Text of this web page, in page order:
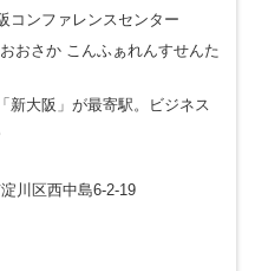
コンファレンスセンター
おさか こんふぁれんすせんた
新大阪」が最寄駅。ビジネス
川区西中島6-2-19